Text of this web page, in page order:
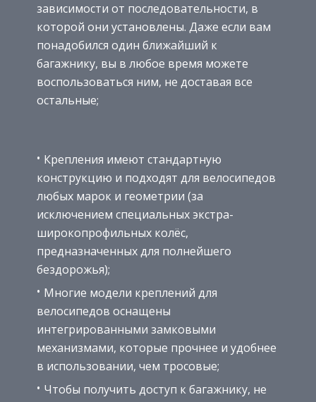
зависимости от последовательности, в
которой они установлены. Даже если вам
понадобился один ближайший к
багажнику, вы в любое время можете
воспользоваться ним, не доставая все
остальные;
Крепления имеют стандартную
конструкцию и подходят для велосипедов
любых марок и геометрии (за
исключением специальных экстра-
широкопрофильных колёс,
предназначенных для полнейшего
бездорожья);
Многие модели креплений для
велосипедов оснащены
интегрированными замковыми
механизмами, которые прочнее и удобнее
в использовании, чем тросовые;
Чтобы получить доступ к багажнику, не